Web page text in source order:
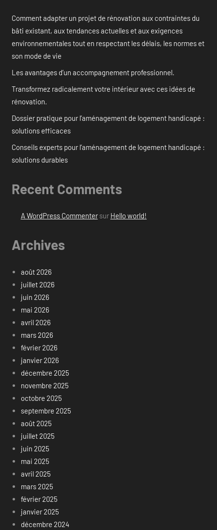
Comment adapter un projet de rénovation aux contraintes du
bâti existant, aux tendances actuelles et aux exigences
environnementales tout en respectant les délais, les normes et
son mode de vie
Les avantages d’un accompagnement professionnel.
Transformez radicalement votre intérieur avec ces idées de
rénovation.
Dossier pratique pour l’aménagement de logement handicapé :
solutions efficaces
Conseils experts pour l’aménagement de logement handicapé :
solutions durables
Recent Comments
A WordPress Commentersur Hello world!
Archives
août 2026
juillet 2026
juin 2026
mai 2026
avril 2026
mars 2026
février 2026
janvier 2026
décembre 2025
novembre 2025
octobre 2025
septembre 2025
août 2025
juillet 2025
juin 2025
mai 2025
avril 2025
mars 2025
février 2025
janvier 2025
décembre 2024